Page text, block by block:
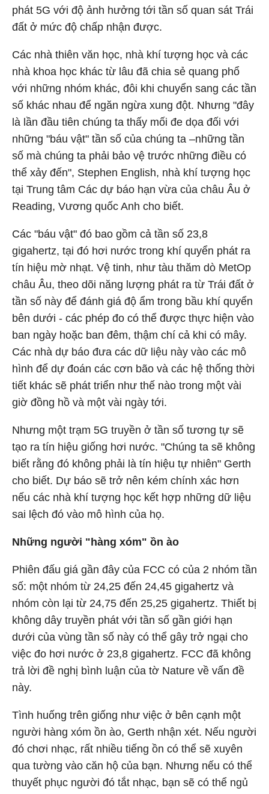
phát 5G với độ ảnh hưởng tới tần số quan sát Trái
đất ở mức độ chấp nhận được.
Các nhà thiên văn học, nhà khí tượng học và các
nhà khoa học khác từ lâu đã chia sẻ quang phổ
với những nhóm khác, đôi khi chuyển sang các tần
số khác nhau để ngăn ngừa xung đột. Nhưng "đây
là lần đầu tiên chúng ta thấy mối đe dọa đối với
những "báu vật" tần số của chúng ta –những tần
số mà chúng ta phải bảo vệ trước những điều có
thể xảy đến", Stephen English, nhà khí tượng học
tại Trung tâm Các dự báo hạn vừa của châu Âu ở
Reading, Vương quốc Anh cho biết.
Các "báu vật" đó bao gồm cả tần số 23,8
gigahertz, tại đó hơi nước trong khí quyển phát ra
tín hiệu mờ nhạt. Vệ tinh, như tàu thăm dò MetOp
châu Âu, theo dõi năng lượng phát ra từ Trái đất ở
tần số này để đánh giá độ ẩm trong bầu khí quyển
bên dưới - các phép đo có thể được thực hiện vào
ban ngày hoặc ban đêm, thậm chí cả khi có mây.
Các nhà dự báo đưa các dữ liệu này vào các mô
hình để dự đoán các cơn bão và các hệ thống thời
tiết khác sẽ phát triển như thế nào trong một vài
giờ đồng hồ và một vài ngày tới.
Nhưng một trạm 5G truyền ở tần số tương tự sẽ
tạo ra tín hiệu giống hơi nước. "Chúng ta sẽ không
biết rằng đó không phải là tín hiệu tự nhiên" Gerth
cho biết. Dự báo sẽ trở nên kém chính xác hơn
nếu các nhà khí tượng học kết hợp những dữ liệu
sai lệch đó vào mô hình của họ.
Những người "hàng xóm" ồn ào
Phiên đấu giá gần đây của FCC có của 2 nhóm tần
số: một nhóm từ 24,25 đến 24,45 gigahertz và
nhóm còn lại từ 24,75 đến 25,25 gigahertz. Thiết bị
không dây truyền phát với tần số gần giới hạn
dưới của vùng tần số này có thể gây trở ngại cho
việc đo hơi nước ở 23,8 gigahertz. FCC đã không
trả lời đề nghị bình luận của tờ Nature về vấn đề
này.
Tình huống trên giống như việc ở bên cạnh một
người hàng xóm ồn ào, Gerth nhận xét. Nếu người
đó chơi nhạc, rất nhiều tiếng ồn có thể sẽ xuyên
qua tường vào căn hộ của bạn. Nhưng nếu có thể
thuyết phục người đó tắt nhạc, bạn sẽ có thể ngủ